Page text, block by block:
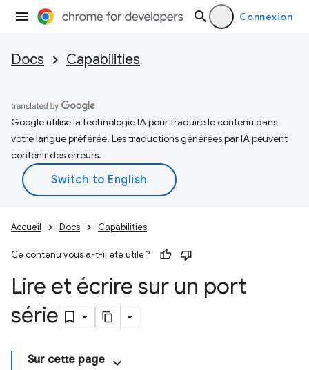
Connexion
Docs Capabilities
Google utilise la technologie IA pour traduire le contenu dans
votre langue préférée. Les traductions générées par IA peuvent
contenir des erreurs.
Accueil Docs Capabilities
Ce contenu vous a-t-il été utile ?
Lire et écrire sur un port
série
Sur cette page